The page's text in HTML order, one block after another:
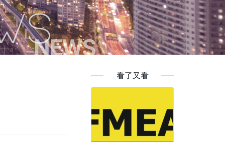
看了又看